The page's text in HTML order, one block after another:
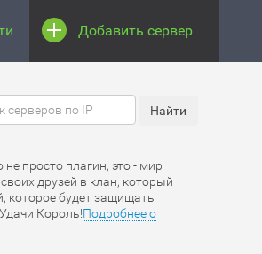
Добавить сервер
не просто плагин, это - мир
друзей в клан, который
которое будет защищать
Король!Подробнее о